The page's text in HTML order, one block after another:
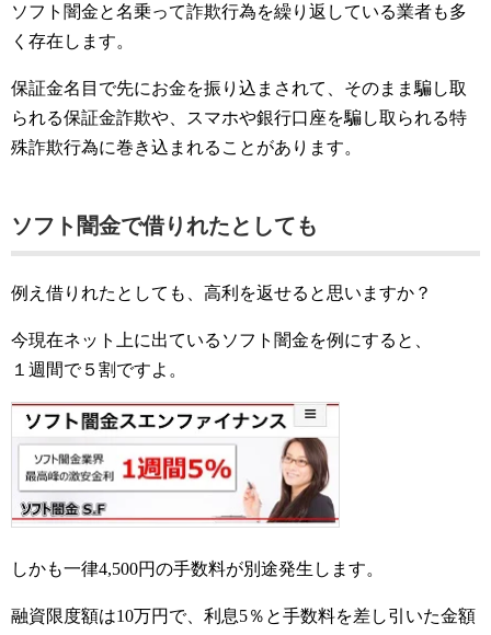
ソフト闇金と名乗って詐欺行為を繰り返している業者も多
く存在します。
保証金名目で先にお金を振り込まされて、そのまま騙し取
られる保証金詐欺や、スマホや銀行口座を騙し取られる特
殊詐欺行為に巻き込まれることがあります。
ソフト闇金で借りれたとしても
例え借りれたとしても、高利を返せると思いますか？
今現在ネット上に出ているソフト闇金を例にすると、
１週間で５割ですよ。
しかも一律4,500円の手数料が別途発生します。
融資限度額は10万円で、利息5％と手数料を差し引いた金額